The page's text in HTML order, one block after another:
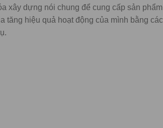
xây dựng nói chung để cung cấp sản
tăng hiệu quả hoạt động của mình bằng